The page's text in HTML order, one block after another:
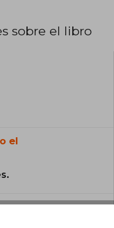
sobre el libro
el